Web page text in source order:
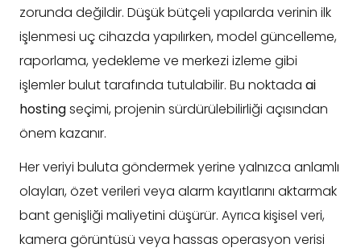
zorunda değildir. Düşük bütçeli yapılarda verinin ilk
işlenmesi uç cihazda yapılırken, model güncelleme,
raporlama, yedekleme ve merkezi izleme gibi
işlemler bulut tarafında tutulabilir. Bu noktada ai
hostingseçimi, projenin sürdürülebilirliği açısından
önem kazanır.
Her veriyi buluta göndermek yerine yalnızca anlamlı
olayları, özet verileri veya alarm kayıtlarını aktarmak
bant genişliği maliyetini düşürür. Ayrıca kişisel veri,
kamera görüntüsü veya hassas operasyon verisi